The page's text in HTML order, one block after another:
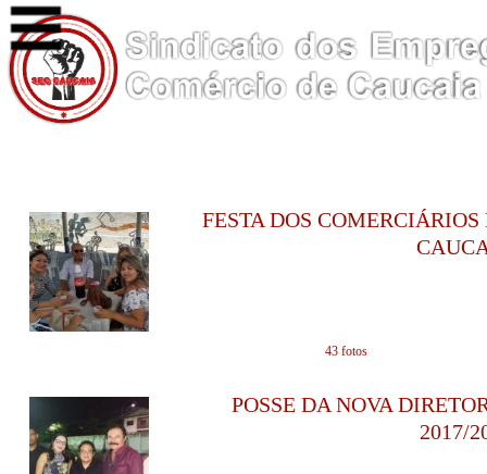
FESTA DOS COMERCIÁRIOS
43 fotos
POSSE DA NOVA
2017/